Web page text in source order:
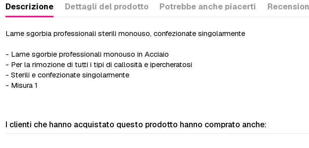
Descrizione Dettagli del prodotto Potrebbe anche piacerti
Lame sgorbia professionali sterili monouso, confezionate singolarmente
- Lame sgorbie professionali monouso in Acciaio
- Per la rimozione di tutti i tipi di callosità e ipercheratosi
- Sterili e confezionate singolarmente
- Misura 1
I clienti che hanno acquistato questo prodotto hanno comprato anche: